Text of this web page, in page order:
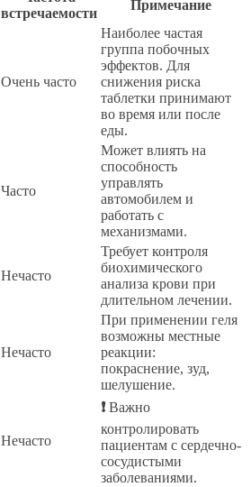
встречаемости
Примечание
Очень часто
Наиболее частая
группа побочных
эффектов. Для
снижения риска
таблетки принимают
во время или после
еды.
Часто
Может влиять на
способность
управлять
автомобилем и
работать с
механизмами.
Нечасто
Требует контроля
биохимического
анализа крови при
длительном лечении.
Нечасто
При применении геля
возможны местные
реакции:
покраснение, зуд,
шелушение.
Нечасто
❗Важно
контролировать
пациентам с сердечно-
сосудистыми
заболеваниями.